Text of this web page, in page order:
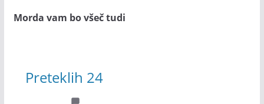
Morda vam bo všeč tudi
Preteklih 24